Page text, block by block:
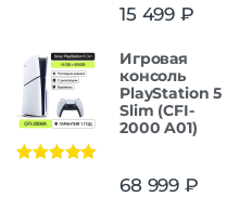
15 499 ₽
Игровая
консоль
PlayStation 5
Slim (CFI-
2000 A01)
68 999 ₽